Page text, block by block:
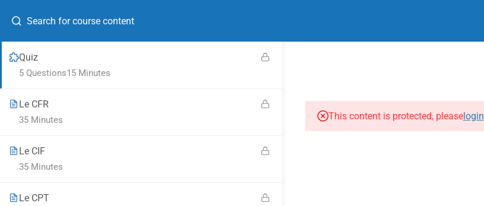
06 68 40 83 72
35 Minutes
Quiz
15 Minutes
5 Questions
Le CFR
35 Minutes
Le CIF
35 Minutes
Le CPT
This content is protected, pleaselogin
@Tous droits réservés